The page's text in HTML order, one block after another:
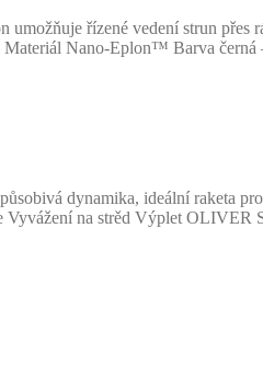
řízené vedení strun přes
Nano-Eplon™ Barva
dynamika, ideální raketa
na strěd Výplet OLIVER